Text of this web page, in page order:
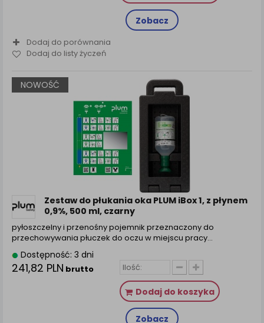
Zobacz
Dodaj do porównania
Dodaj do listy życzeń
NOWOŚĆ
Zestaw do płukania oka PLUM iBox 1, z płynem
0,9%, 500 ml, czarny
pyłoszczelny i przenośny pojemnik przeznaczony do
przechowywania płuczek do oczu w miejscu pracy…
Dostępność: 3 dni
241,82 PLN brutto
Dodaj do koszyka
Zobacz